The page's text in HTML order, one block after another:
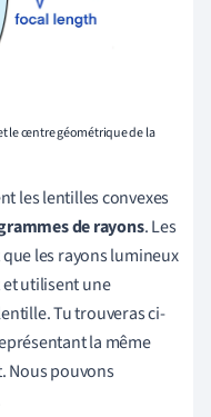
le centre géométrique de la
les lentilles convexes
de rayons. Les
les rayons lumineux
utilisent une
Tu trouveras ci-
la même
Nous pouvons